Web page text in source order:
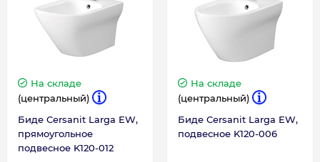
На складе
(центральный)
Биде Cersanit Larga EW,
прямоугольное
подвесное K120-012
На складе
(центральный)
Биде Cersanit Larga EW,
подвесное K120-006